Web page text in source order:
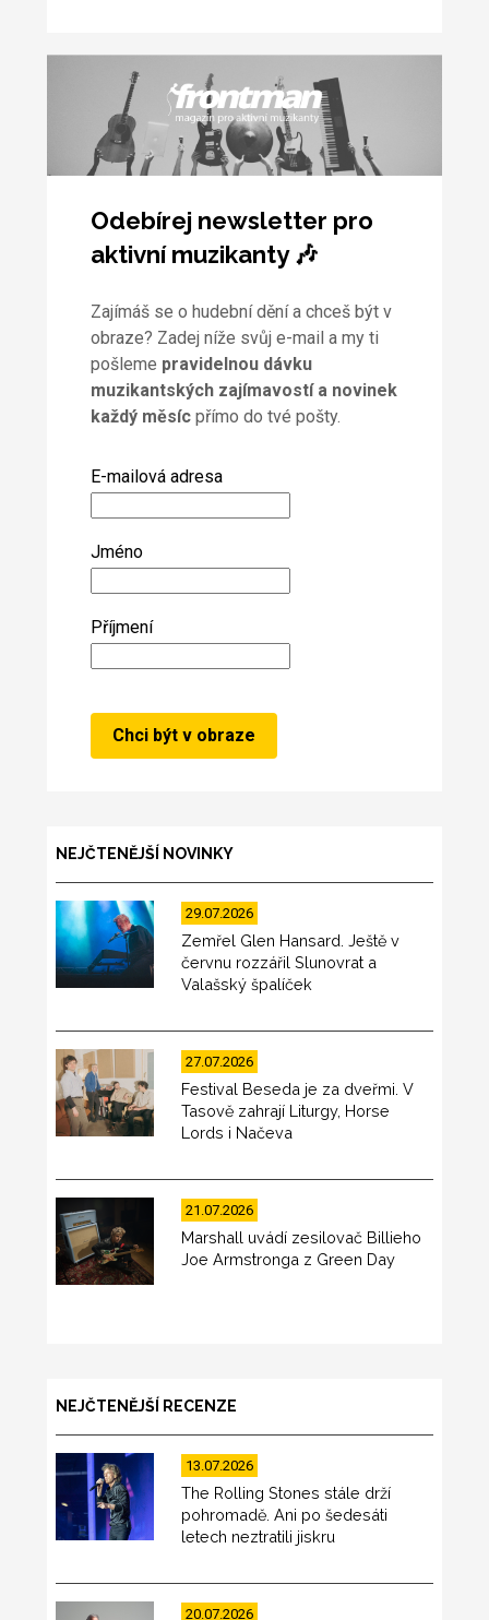
Odebírej newsletter pro
aktivní muzikanty 🎶
Zajímáš se o hudební dění a chceš být v
obraze? Zadej níže svůj e-mail a my ti
pošleme pravidelnou dávku
muzikantských zajímavostí a novinek
každý měsícpřímo do tvé pošty.
E-mailová adresa
Jméno
Příjmení
NEJČTENĚJŠÍ NOVINKY
29.07.2026
Zemřel Glen Hansard. Ještě v
červnu rozzářil Slunovrat a
Valašský špalíček
27.07.2026
Festival Beseda je za dveřmi. V
Tasově zahrají Liturgy, Horse
Lords i Načeva
21.07.2026
Marshall uvádí zesilovač Billieho
Joe Armstronga z Green Day
NEJČTENĚJŠÍ RECENZE
13.07.2026
The Rolling Stones stále drží
pohromadě. Ani po šedesáti
letech neztratili jiskru
20.07.2026